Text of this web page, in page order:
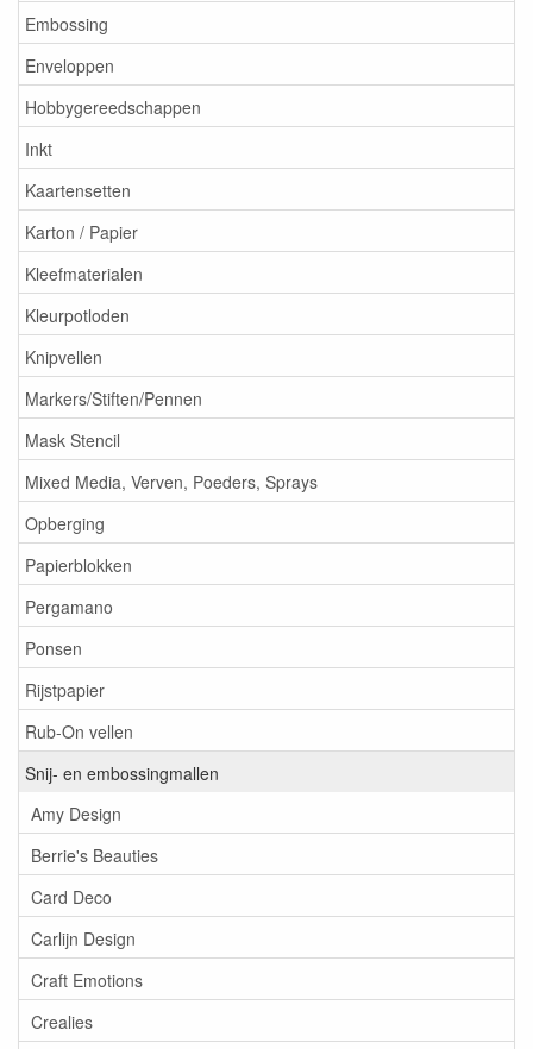
Embossing
Enveloppen
Hobbygereedschappen
Inkt
Kaartensetten
Karton / Papier
Kleefmaterialen
Kleurpotloden
Knipvellen
Markers/Stiften/Pennen
Mask Stencil
Mixed Media, Verven, Poeders, Sprays
Opberging
Papierblokken
Pergamano
Ponsen
Rijstpapier
Rub-On vellen
Snij- en embossingmallen
Amy Design
Berrie's Beauties
Card Deco
Carlijn Design
Craft Emotions
Crealies